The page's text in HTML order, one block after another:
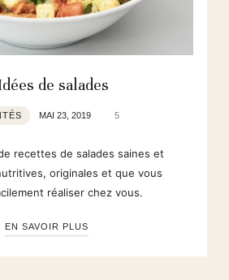
de salades
MAI 23, 2019 5
recettes de salades saines et
originales et que vous
réaliser chez vous.
EN SAVOIR PLUS